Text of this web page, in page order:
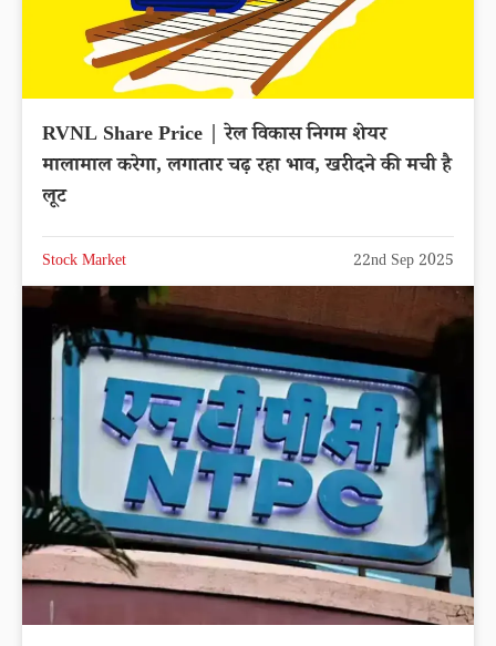
RVNL Share Price | रेल विकास निगम शेयर
मालामाल करेगा, लगातार चढ़ रहा भाव, खरीदने की मची है
लूट
Stock Market 22nd Sep 2025